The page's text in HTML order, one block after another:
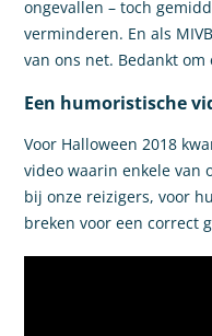
ongevallen – toch
verminderen. En als
van ons net. Bedankt
Een humoristische
Voor Halloween 2018
video waarin enkele van
bij onze reizigers, voor
breken voor een correct